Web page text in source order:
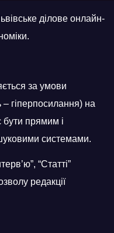
ділове онлайн-
за умови
гіперпосилання) на
бути прямим і
системами.
“Статті”
редакції